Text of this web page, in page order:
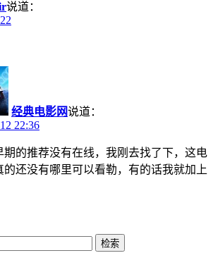
说道：
经典电影网说道：
22:36
期的推荐没有在线，我刚去找了下，这电
的还没有哪里可以看勒，有的话我就加上
检索